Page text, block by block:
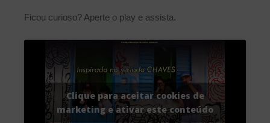
Ficou curioso? Aperte o play e assista.
Clique para aceitar cookies de
marketing e ativar este conteúdo